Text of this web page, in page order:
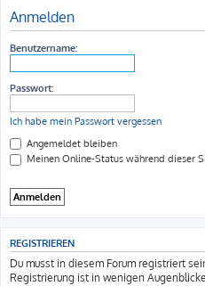
Anmelden
Benutzername:
Passwort:
Ich habe mein Passwort vergessen
Angemeldet bleiben
Meinen Online-Status während dieser
REGISTRIEREN
Du musst in diesem Forum registriert
Registrierung ist in wenigen